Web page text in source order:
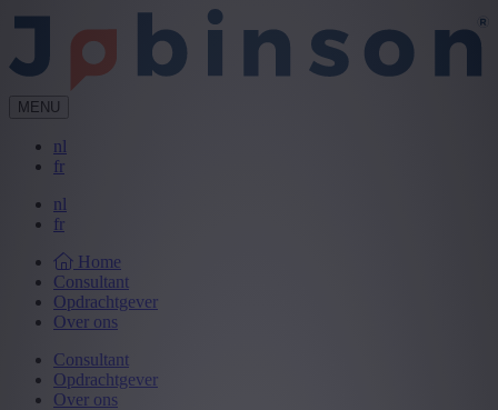
MENU
nl
fr
nl
fr
Home
Consultant
Opdrachtgever
Over ons
Consultant
Opdrachtgever
Over ons